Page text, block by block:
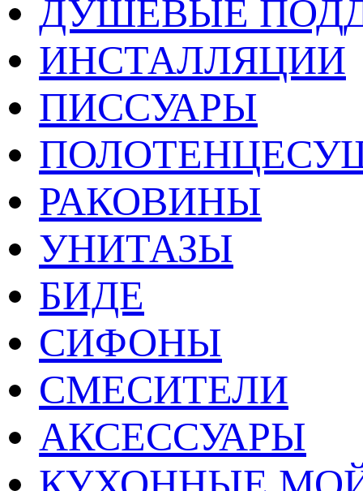
ДУШЕВЫЕ
ИНСТАЛЛЯЦИИ
ПИССУАРЫ
РАКОВИНЫ
УНИТАЗЫ
БИДЕ
СИФОНЫ
СМЕСИТЕЛИ
АКСЕССУАРЫ